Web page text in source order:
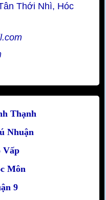
Thới Nhì, Hóc
Thạnh
Nhuận
Vấp
Môn
9